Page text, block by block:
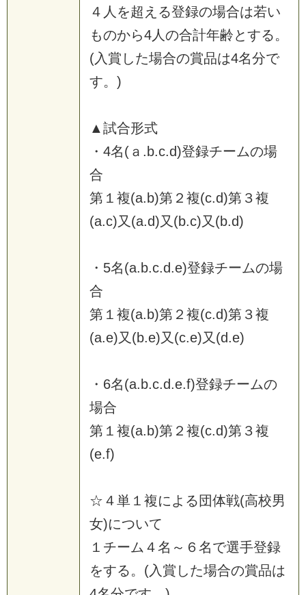
４ 人 を超 え る登録の場合は若い
ものから4人の合計年齢とする。
(入 賞 した場合の賞品は4名分で
す。 )
▲ 試合形式
・ 4名( ａ . b.c.d)登録チームの場
合
第 １ 複(a. b)第 ２ 複(c.d)第 ３複
(a.c)又 (a.d)又 (b.c)又 (b.d)
・ 5名(a. b.c.d.e)登録チームの場
合
第 １ 複(a. b)第 ２ 複(c.d)第 ３複
(a.e)又 (b.e)又 (c.e)又 (d.e)
・ 6名(a. b.c.d.e.f)登録チームの
場合
第 １ 複(a. b)第 ２ 複(c.d)第 ３複
(e.f)
☆ ４単 １ 複に よ る 団体戦(高校男
女)について
１ チーム ４名 ～ ６ 名で選手登録
をする。 (入 賞 した場合の賞品は